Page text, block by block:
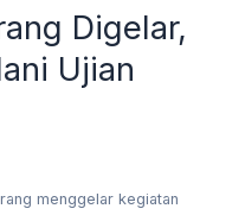
Digelar,
Ujian
menggelar kegiatan